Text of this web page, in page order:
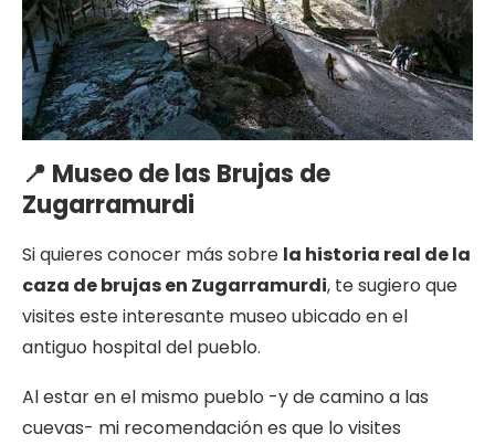
📍 Museo de las Brujas de
Zugarramurdi
Si quieres conocer más sobre la historia real de la
caza de brujas en Zugarramurdi, te sugiero que
visites este interesante museo ubicado en el
antiguo hospital del pueblo.
Al estar en el mismo pueblo -y de camino a las
cuevas- mi recomendación es que lo visites